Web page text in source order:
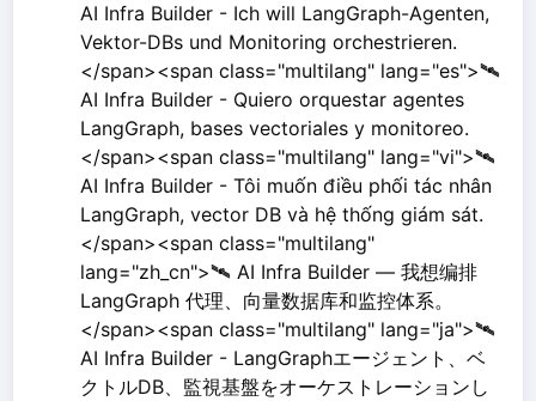
AI Infra Builder - Ich will LangGraph-Agenten,
Vektor-DBs und Monitoring orchestrieren.
</span><span class="multilang" lang="es">🛰️
AI Infra Builder - Quiero orquestar agentes
LangGraph, bases vectoriales y monitoreo.
</span><span class="multilang" lang="vi">🛰️
AI Infra Builder - Tôi muốn điều phối tác nhân
LangGraph, vector DB và hệ thống giám sát.
</span><span class="multilang"
lang="zh_cn">🛰️ AI Infra Builder — 我想编排
LangGraph 代理、向量数据库和监控体系。
</span><span class="multilang" lang="ja">🛰️
AI Infra Builder - LangGraphエージェント、ベ
クトルDB、監視基盤をオーケストレーションし